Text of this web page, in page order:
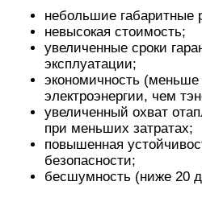
небольшие габаритные
невысокая стоимость;
увеличенные сроки
эксплуатации;
экономичность
электроэнергии, чем
увеличенный охват
при меньших затратах;
повышенная
безопасности;
бесшумность (ниже 20